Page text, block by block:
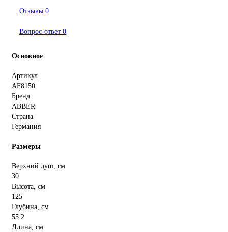
Отзывы 0
Вопрос-ответ 0
Основное
Артикул
AF8150
Бренд
ABBER
Страна
Германия
Размеры
Верхний душ, см
30
Высота, см
125
Глубина, см
55.2
Длина, см